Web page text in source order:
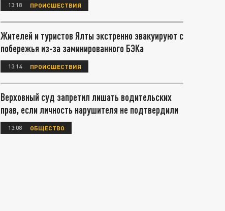
13:18 ПРОИСШЕСТВИЯ
Жителей и туристов Ялты экстренно эвакуируют с
побережья из-за заминированного БЭКа
13:14 ПРОИСШЕСТВИЯ
Верховный суд запретил лишать водительских
прав, если личность нарушителя не подтвердили
13:08 ОБЩЕСТВО